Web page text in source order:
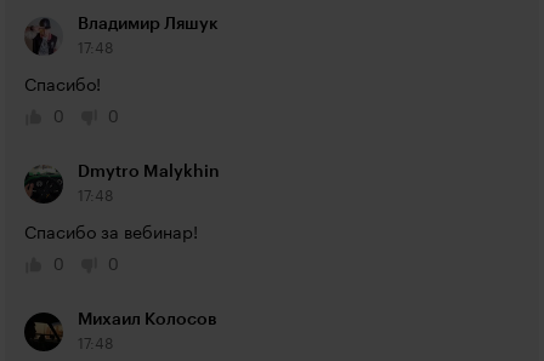
Владимир Ляшук
17:48
Спасибо!
0
0
Dmytro Malykhin
17:48
Спасибо за вебинар!
0
0
Михаил Колосов
17:48